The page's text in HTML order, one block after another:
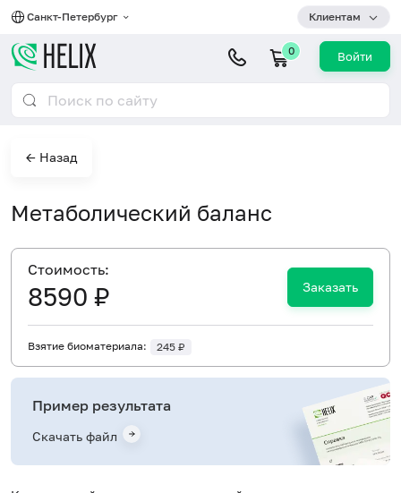
Санкт-Петербург Клиентам
0 Войти
← Назад
Метаболический баланс
Cтоимость:
8590 ₽ Заказать
Взятие биоматериала: 245 ₽
Пример результата
Скачать файл